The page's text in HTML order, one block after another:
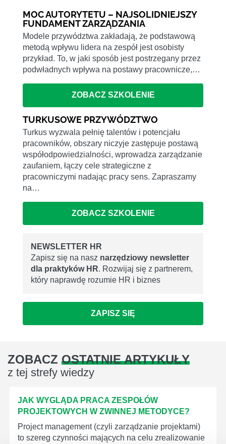
MOC AUTORYTETU – NAJSOLIDNIEJSZY
FUNDAMENT ZARZĄDZANIA
Modele przywództwa zakładają, że podstawową
metodą wpływu lidera na zespół jest osobisty
przykład. To, w jaki sposób jest postrzegany przez
podwładnych wpływa na postawy pracownicze,…
ZOBACZ SZKOLENIE
TURKUSOWE PRZYWÓDZTWO
Turkus wyzwala pełnię talentów i potencjału
pracowników, obszary niczyje zastępuje postawą
współodpowiedzialności, wprowadza zarządzanie
zaufaniem, łączy cele strategiczne z
pracowniczymi nadając pracy sens. Zapraszamy
na…
ZOBACZ SZKOLENIE
NEWSLETTER HR
Zapisz się na nasz narzędziowy newsletter
dla praktyków HR. Rozwijaj się z partnerem,
który naprawdę rozumie HR i biznes
ZAPISZ SIĘ
ZOBACZ OSTATNIE ARTYKUŁY
z tej strefy wiedzy
JAK WYGLĄDA PRACA ZESPOŁÓW
PROJEKTOWYCH W ZWINNEJ METODYCE?
Project management (czyli zarządzanie projektami)
to szereg czynności mających na celu zrealizowanie